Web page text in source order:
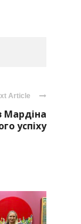
Article
Мардіна
успіху